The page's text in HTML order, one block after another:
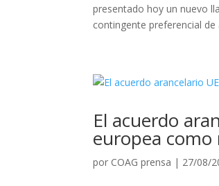
presentado hoy un nuevo
contingente preferencial de
El acuerdo
europea
por COAG prensa | 27/08/